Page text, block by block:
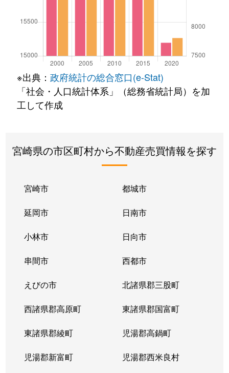
※出典： 政府統計の総合窓口(e-Stat)
「社会・人口統計体系」（総務省統計局）を加
工して作成
宮崎県の市区町村から不動産売買情報を探す
宮崎市 都城市
延岡市 日南市
小林市 日向市
串間市 西都市
えびの市 北諸県郡三股町
西諸県郡高原町 東諸県郡国富町
東諸県郡綾町 児湯郡高鍋町
児湯郡新富町 児湯郡西米良村